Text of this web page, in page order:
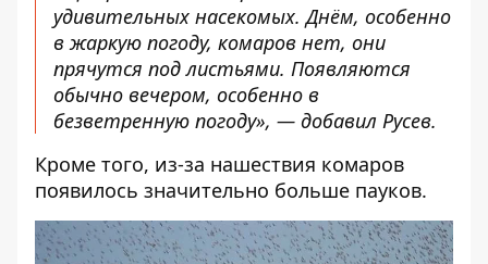
удивительных насекомых. Днём, особенно
в жаркую погоду, комаров нет, они
прячутся под листьями. Появляются
обычно вечером, особенно в
безветренную погоду», — добавил Русев.
Кроме того, из-за нашествия комаров
появилось значительно больше пауков.